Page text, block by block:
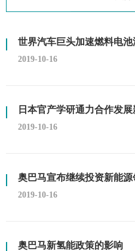
世界汽车巨头加速燃料电
2019-10-16
日本官产学研通力合作发
2019-10-16
奥巴马宣布继续投资新能源
2019-10-16
奥巴马新氢能政策的影响